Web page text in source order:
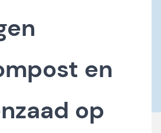
en
op